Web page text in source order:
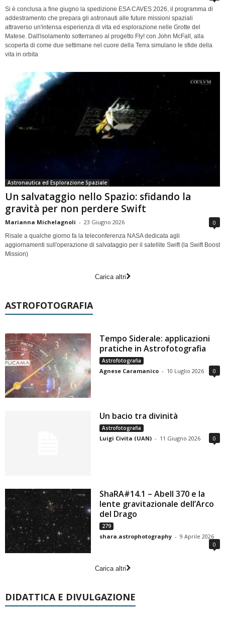
Si è conclusa a fine giugno la spedizione ESA CAVES 2026, il programma di
addestramento che prepara gli astronauti alle future missioni spaziali
attraverso un'intensa esperienza di vita ed esplorazione nelle Grotte del
Matese. Dall'isolamento sotterraneo al progetto Fly! con John McFall, alla
scoperta di come due settimane nel cuore della Terra simulano le sfide della
vita in orbita
Astronautica ed Esplorazione Spaziale
Un salvataggio nello Spazio: sfidando la
gravità per non perdere Swift
Marianna Michelagnoli - 23 Giugno 2026 0
Risale a qualche giorno fa la teleconferenza NASA dedicata agli
aggiornamenti sull'operazione di salvataggio per il satellite Swift (la Swift Boost
Mission)
Carica altri
ASTROFOTOGRAFIA
Tempo Siderale: applicazioni
pratiche in Astrofotografia
Astrofotografia
Agnese Caramanico - 10 Luglio 2026 0
Un bacio tra divinità
Astrofotografia
Luigi Civita (UAN) - 11 Giugno 2026 0
ShaRA#14.1 – Abell 370 e la
lente gravitazionale dell’Arco
del Drago
279
shara.astrophotography - 9 Aprile 2026
0
Carica altri
DIDATTICA E DIVULGAZIONE